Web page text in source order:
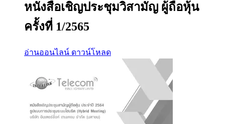
หนังสือเชิญประชุมวิสามัญ ผู้ถือหุ้น
ครั้งที่ 1/2565
อ่านออนไลน์ ดาวน์โหลด